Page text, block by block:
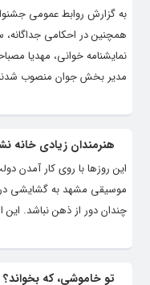
به گزارش روابط عمومی
همچنین در احکامی
نمایشنامه خوانی، مهدیا
مدیر بخش جوان منصوب شدند.
هنرمندان زیادی خانه
این روزها با روی کار آمدن
موسیقی مشهد به گشایشی در
چندان دور از ذهن نباشد. این
تو خاموشی، که بخواند؟